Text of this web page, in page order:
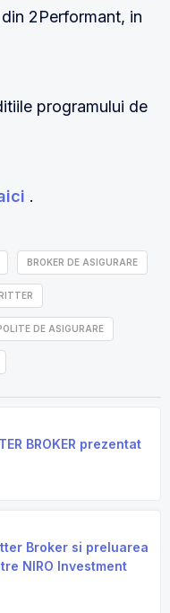
2Performant, in
programului de
.
BROKER DE ASIGURARE
DE ASIGURARE
BROKER prezentat
Broker si preluarea
NIRO Investment